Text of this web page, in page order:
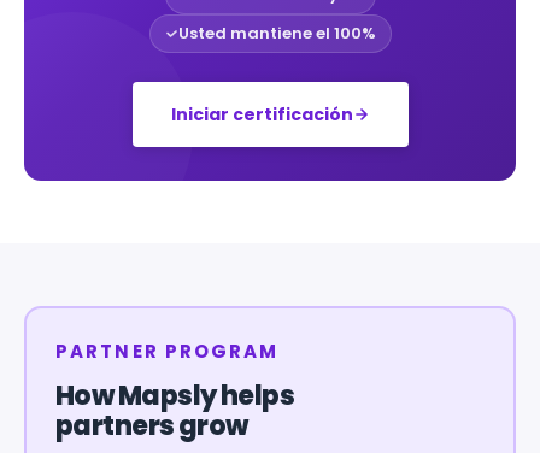
Usted mantiene el 100%
Iniciar certificación
PARTNER PROGRAM
How Mapsly helps
partners grow